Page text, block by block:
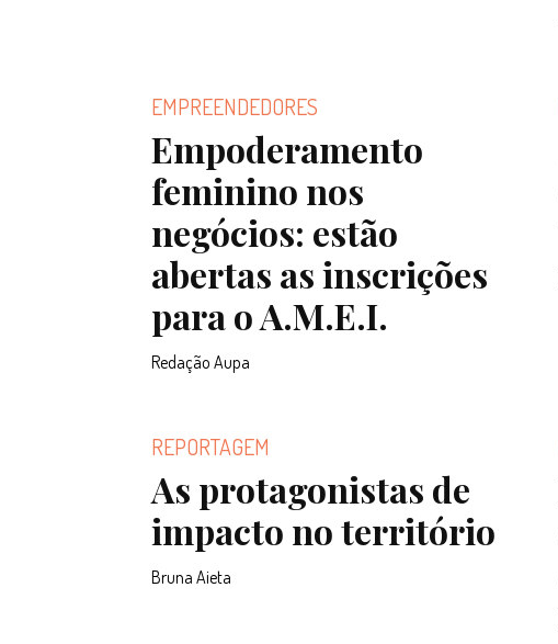
EMPREENDEDORES
Empoderamento
feminino nos
negócios: estão
abertas as inscrições
para o A.M.E.I.
Redação Aupa
REPORTAGEM
As protagonistas de
impacto no território
Bruna Aieta